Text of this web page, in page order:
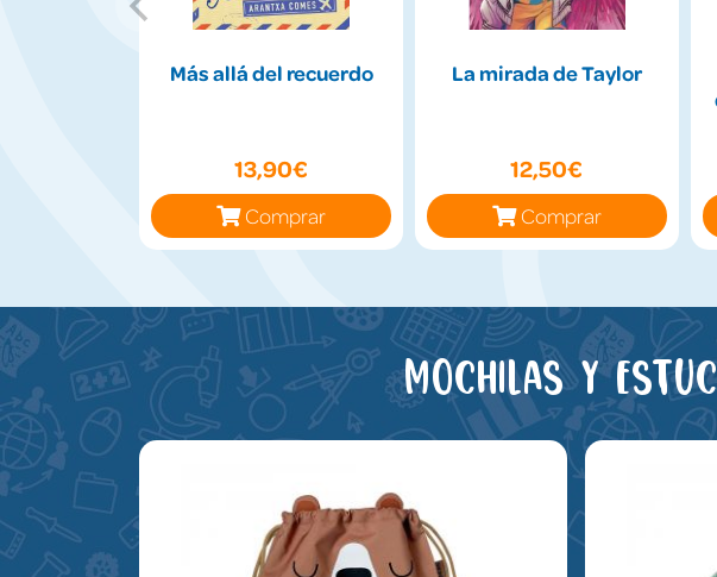
Más allá del recuerdo
13,90€
Comprar
La mirada de Taylor
12,50€
Comprar
Mochilas y